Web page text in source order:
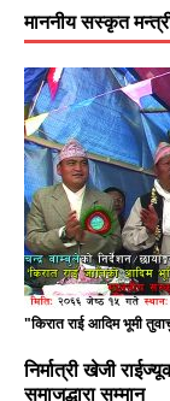
माननीय सस्कृत
"किरात राई आदिम भूमी
निर्मात्री खेजी
समाजद्धारा सम्मान